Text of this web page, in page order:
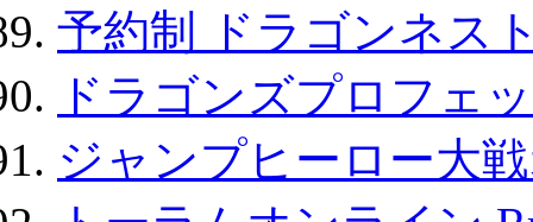
予約制 ドラゴンネス
ドラゴンズプロフェ
ジャンプヒーロー大